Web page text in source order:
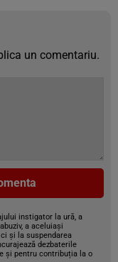
un comentariu.
instigator la ură, a
a aceluiași
și la suspendarea
dezbaterile
și pentru contribuția la o